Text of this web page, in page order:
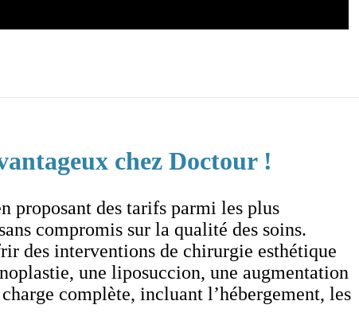
chez Doctour !
proposant des tarifs parmi les plus
compromis sur la qualité des soins.
des interventions de chirurgie esthétique
une liposuccion, une augmentation
complète, incluant l’hébergement, les